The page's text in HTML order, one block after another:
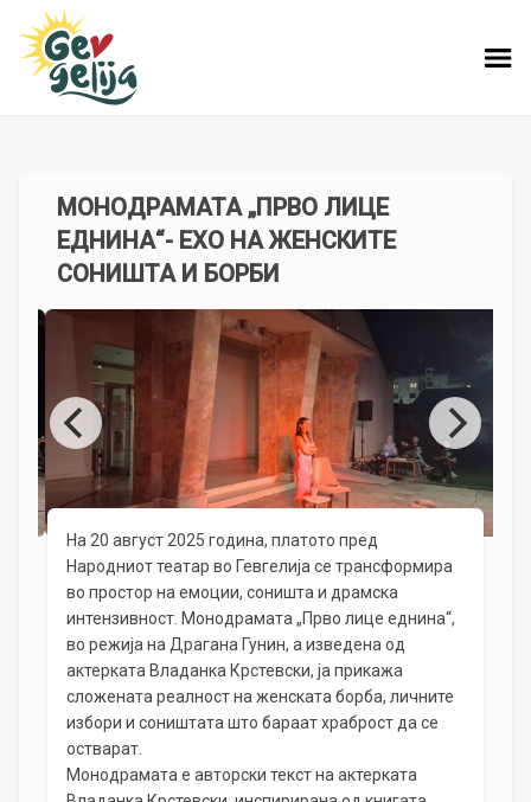
МОНОДРАМАТА „ПРВО ЛИЦЕ
ЕДНИНА“- ЕХО НА ЖЕНСКИТЕ
СОНИШТА И БОРБИ
На 20 август 2025 година, платото пред
Народниот театар во Гевгелија се трансформира
во простор на емоции, соништа и драмска
интензивност. Монодрамата „Прво лице еднина“,
во режија на Драгана Гунин, а изведена од
актерката Владанка Крстевски, ја прикажа
сложената реалност на женската борба, личните
избори и соништата што бараат храброст да се
остварат.
Монодрамата е авторски текст на актерката